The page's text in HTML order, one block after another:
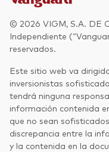
© 2026 VIGM, S.A. DE
Independiente
reservados.
Este sitio web va
inversionistas
tendrá ninguna
información contenida
que no sean
discrepancia entre la
y la contenida en la